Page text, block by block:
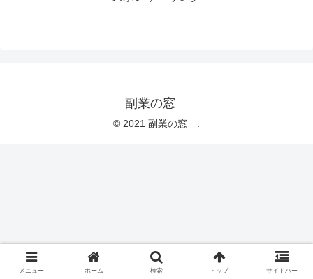
副業の窓
© 2021 副業の窓 .
メニュー ホーム 検索 トップ サイドバー